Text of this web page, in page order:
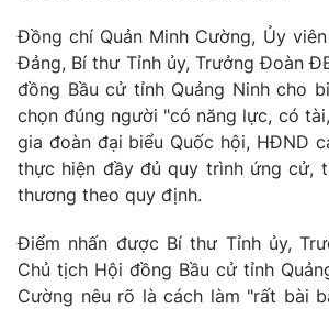
Photo
Video Shorts
VTV Money VTV Thể
VTV Sức khoẻ Bất động
Thị trường 24h Tấm
Đồng chí Quản Minh Cường, Ủy
Đảng, Bí thư Tỉnh ủy, Trưởng Đoàn
đồng Bầu cử tỉnh Quảng Ninh cho
chọn đúng người "có năng lực, có
gia đoàn đại biểu Quốc hội, HĐND
thực hiện đầy đủ quy trình ứng cử,
thương theo quy định.
Điểm nhấn được Bí thư Tỉnh ủy,
Chủ tịch Hội đồng Bầu cử tỉnh
Cường nêu rõ là cách làm "rất bài